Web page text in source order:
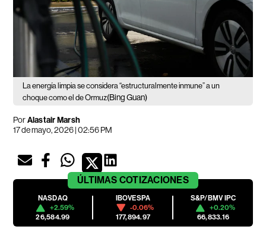
La energía limpia se considera “estructuralmente inmune” a un
choque como el de Ormuz(Bing Guan)
PorAlastair Marsh
17 de mayo, 2026 | 02:56 PM
ÚLTIMAS COTIZACIONES
NASDAQ
+2.59%
26,584.99
IBOVESPA
-0.06%
177,894.97
S&P/BMV IPC
+0.20%
66,833.16